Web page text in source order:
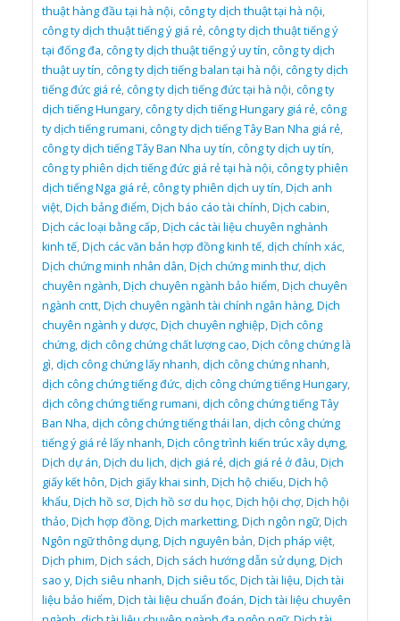
thuật hàng đầu tại hà nội,công ty dịch thuật tại hà nội,
công ty dịch thuật tiếng ý giá rẻ,công ty dịch thuật tiếng ý
tại đống đa,công ty dịch thuật tiếng ý uy tín,công ty dịch
thuật uy tín,công ty dịch tiếng balan tại hà nội,công ty dịch
tiếng đức giá rẻ,công ty dịch tiếng đức tại hà nội,công ty
dịch tiếng Hungary,công ty dịch tiếng Hungary giá rẻ,công
ty dịch tiếng rumani,công ty dịch tiếng Tây Ban Nha giá rẻ,
công ty dịch tiếng Tây Ban Nha uy tín,công ty dịch uy tín,
công ty phiên dịch tiếng đức giá rẻ tại hà nội,công ty phiên
dịch tiếng Nga giá rẻ,công ty phiên dịch uy tín,Dịch anh
việt,Dịch bảng điểm,Dịch báo cáo tài chính,Dịch cabin,
Dịch các loại bằng cấp,Dịch các tài liệu chuyên nghành
kinh tế,Dịch các văn bản hợp đồng kinh tế,dịch chính xác,
Dịch chứng minh nhân dân,Dịch chứng minh thư,dịch
chuyên ngành,Dịch chuyên ngành bảo hiểm,Dịch chuyên
ngành cntt,Dịch chuyên ngành tài chính ngân hàng,Dịch
chuyên ngành y dược,Dịch chuyên nghiệp,Dịch công
chứng,dịch công chứng chất lượng cao,Dịch công chứng là
gì,dịch công chứng lấy nhanh,dịch công chứng nhanh,
dịch công chứng tiếng đức,dịch công chứng tiếng Hungary,
dịch công chứng tiếng rumani,dịch công chứng tiếng Tây
Ban Nha,dịch công chứng tiếng thái lan,dịch công chứng
tiếng ý giá rẻ lấy nhanh,Dịch công trình kiến trúc xây dựng,
Dịch dự án,Dịch du lịch,dịch giá rẻ,dịch giá rẻ ở đâu,Dịch
giấy kết hôn,Dịch giấy khai sinh,Dịch hộ chiếu,Dịch hộ
khẩu,Dịch hồ sơ,Dịch hồ sơ du học,Dịch hội chợ,Dịch hội
thảo,Dịch hợp đồng,Dịch marketting,Dịch ngôn ngữ,Dịch
Ngôn ngữ thông dụng,Dịch nguyên bản,Dịch pháp việt,
Dịch phim,Dịch sách,Dịch sách hướng dẫn sử dụng,Dịch
sao y,Dịch siêu nhanh,Dịch siêu tốc,Dịch tài liệu,Dịch tài
liệu bảo hiểm,Dịch tài liệu chuẩn đoán,Dịch tài liệu chuyên